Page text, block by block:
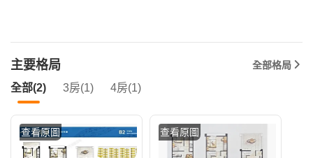
主要格局 全部格局
全部(2) 3房(1) 4房(1)
查看原圖 查看原圖